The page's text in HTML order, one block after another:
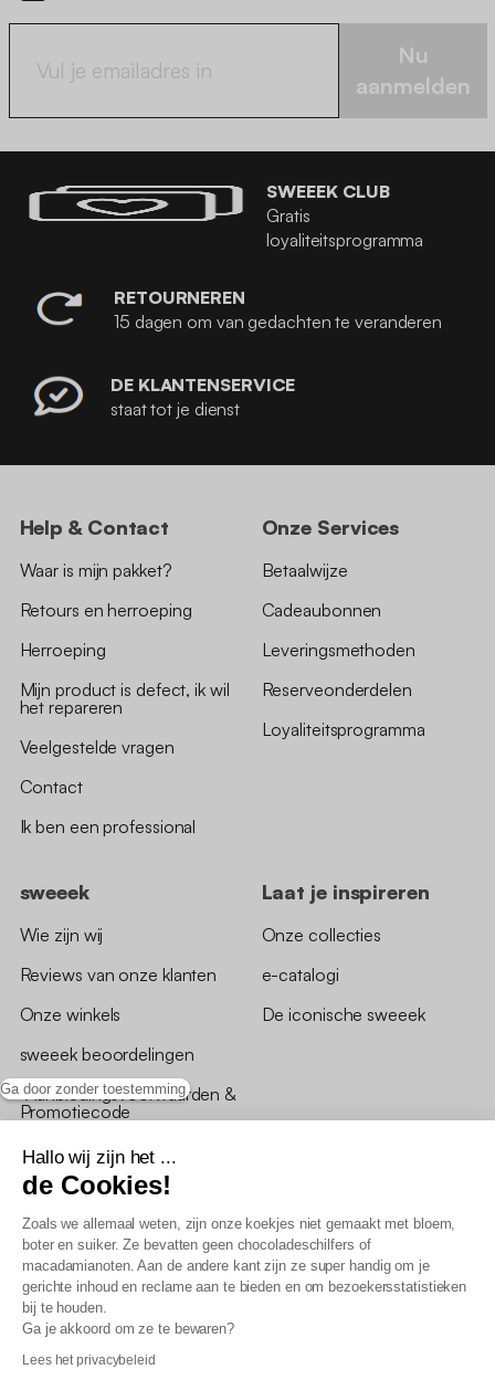
Ga door zonder toestemming
Hallo wij zijn het ...
de Cookies!
Zoals we allemaal weten, zijn onze koekjes niet gemaakt met bloem,
boter en suiker. Ze bevatten geen chocoladeschilfers of
macadamianoten. Aan de andere kant zijn ze super handig om je
gerichte inhoud en reclame aan te bieden en om bezoekersstatistieken
bij te houden.
Ga je akkoord om ze te bewaren?
Lees het privacybeleid
Nu
aanmelden
SWEEEK CLUB
Gratis
loyaliteitsprogramma
RETOURNEREN
15 dagen om van gedachten te veranderen
DE KLANTENSERVICE
staat tot je dienst
Help & Contact
Waar is mijn pakket?
Retours en herroeping
Herroeping
Mijn product is defect, ik wil
het repareren
Veelgestelde vragen
Contact
Ik ben een professional
Onze Services
Betaalwijze
Cadeaubonnen
Leveringsmethoden
Reserveonderdelen
Loyaliteitsprogramma
sweeek
Wie zijn wij
Reviews van onze klanten
Onze winkels
sweeek beoordelingen
*Aanbiedingsvoorwaarden &
Promotiecode
Laat je inspireren
Onze collecties
e-catalogi
De iconische sweeek
Algemene verkoopsvoorwaarden
AV loyaliteitsprogramma
Beleid persoonsgegevens
Verklaring inzake toegankelijkheid